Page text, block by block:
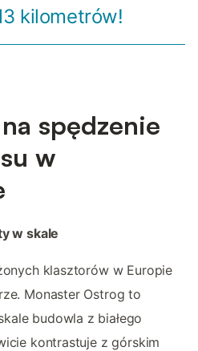
kilometrów!
spędzenie
w
w skale
klasztorów w Europie
Monaster Ostrog to
budowla z białego
kontrastuje z górskim